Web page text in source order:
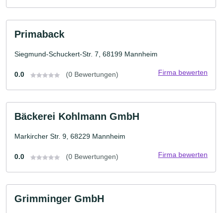
Primaback
Siegmund-Schuckert-Str. 7, 68199 Mannheim
0.0 (0 Bewertungen) Firma bewerten
Bäckerei Kohlmann GmbH
Markircher Str. 9, 68229 Mannheim
0.0 (0 Bewertungen) Firma bewerten
Grimminger GmbH